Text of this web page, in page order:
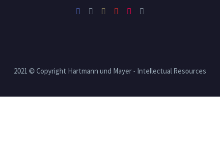
2021 © Copyright Hartmann und Mayer - Intellectual Resources